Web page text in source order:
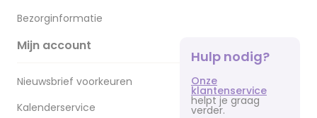
Bezorginformatie
Mijn account
Nieuwsbrief voorkeuren
Kalenderservice
Hulp nodig?
Onze
klantenservice
helpt je graag
verder.